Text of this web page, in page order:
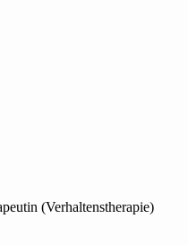
(Verhaltenstherapie)